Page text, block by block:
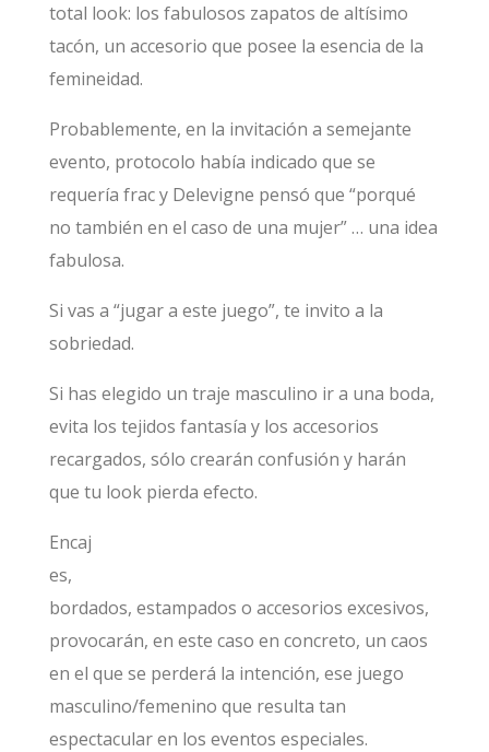
total look: los fabulosos zapatos de altísimo
tacón, un accesorio que posee la esencia de la
femineidad.
Probablemente, en la invitación a semejante
evento, protocolo había indicado que se
requería frac y Delevigne pensó que “porqué
no también en el caso de una mujer” … una idea
fabulosa.
Si vas a “jugar a este juego”, te invito a la
sobriedad.
Si has elegido un traje masculino ir a una boda,
evita los tejidos fantasía y los accesorios
recargados, sólo crearán confusión y harán
que tu look pierda efecto.
Encaj
es,
bordados, estampados o accesorios excesivos,
provocarán, en este caso en concreto, un caos
en el que se perderá la intención, ese juego
masculino/femenino que resulta tan
espectacular en los eventos especiales.